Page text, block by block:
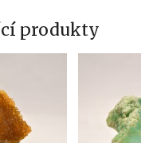
produkty